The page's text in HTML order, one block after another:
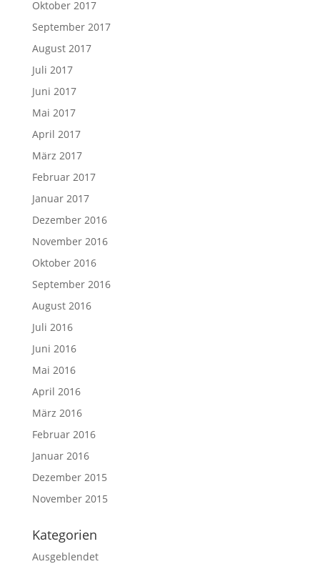
Oktober 2017
September 2017
August 2017
Juli 2017
Juni 2017
Mai 2017
April 2017
März 2017
Februar 2017
Januar 2017
Dezember 2016
November 2016
Oktober 2016
September 2016
August 2016
Juli 2016
Juni 2016
Mai 2016
April 2016
März 2016
Februar 2016
Januar 2016
Dezember 2015
November 2015
Kategorien
Ausgeblendet